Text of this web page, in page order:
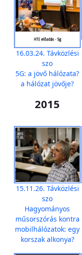
16.03.24. Távközlési
szo
5G: a jövő hálózata?
a hálózat jövője?
2015
15.11.26. Távközlési
szo
Hagyományos
műsorszórás kontra
mobilhálózatok: egy
korszak alkonya?